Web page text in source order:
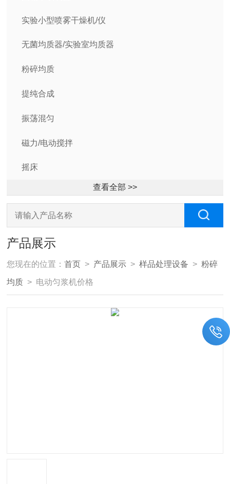
实验小型喷雾干燥机/仪
无菌均质器/实验室均质器
粉碎均质
提纯合成
振荡混匀
磁力/电动搅拌
摇床
查看全部 >>
产品展示
您现在的位置：首页 > 产品展示 >样品处理设备 >粉碎
均质 > 电动匀浆机价格